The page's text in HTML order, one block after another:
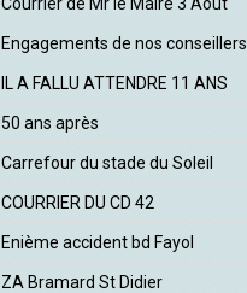
Engagements de nos conseillers
IL A FALLU ATTENDRE 11 ANS
50 ans après
Carrefour du stade du Soleil
COURRIER DU CD 42
Enième accident bd Fayol
ZA Bramard St Didier